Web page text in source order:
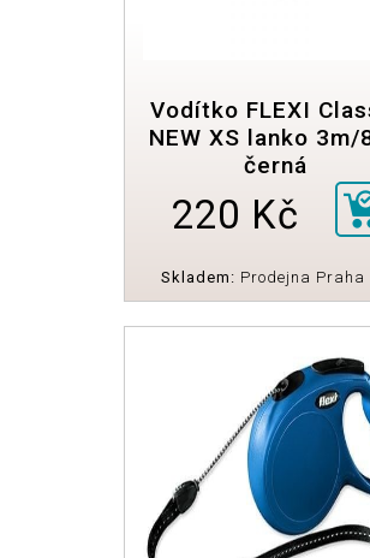
Vodítko FLEXI
NEW XS lanko 3m/
černá
220 Kč
Skladem: Prodejna Praha